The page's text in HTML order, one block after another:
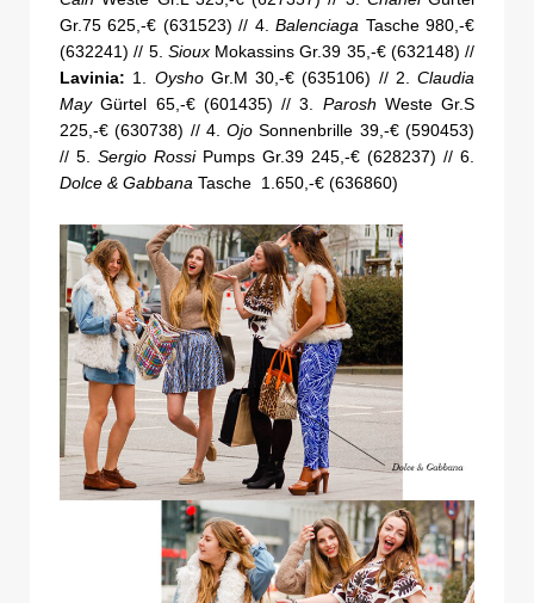
Gr.75 625,-€ (631523) // 4.Balenciaga Tasche 980,-€
(632241) // 5. SiouxMokassins Gr.39 35,-€ (632148) //
Lavinia: 1. OyshoGr.M 30,-€ (635106) // 2. Claudia
MayGürtel 65,-€ (601435) // 3. Parosh Weste Gr.S
225,-€ (630738) // 4.Ojo Sonnenbrille 39,-€ (590453)
// 5. Sergio RossiPumps Gr.39 245,-€ (628237) // 6.
Dolce & Gabbana Tasche 1.650,-€ (636860)